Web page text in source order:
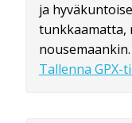
ja
tunkkaamatta,
nousemaankin.
Tallenna GPX-